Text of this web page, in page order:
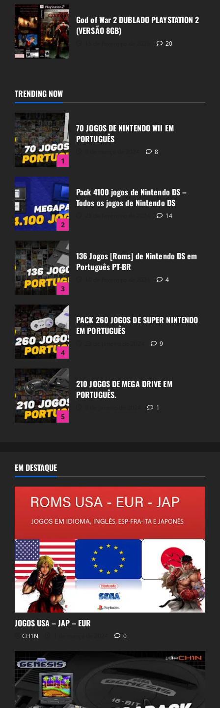
God of War 2 DUBLADO PLAYSTATION 2
(VERSÃO 8GB)
20
JOGOS TRADUZIDOS
CH1N 18 de abril de 2022
TRENDING NOW
1
70 JOGOS DE NINTENDO WII EM
PORTUGUÊS
8
2
Pack 4100 jogos de Nintendo DS –
Todos os jogos de Nintendo DS
14
3
136 Jogos [Roms] de Nintendo DS em
Português PT-BR
4
4
PACK 260 JOGOS DE SUPER NINTENDO
EM PORTUGUÊS
9
5
210 JOGOS DE MEGA DRIVE EM
PORTUGUÊS.
1
EM DESTAQUE
JOGOS USA – JAP – EUR
CH1N 0